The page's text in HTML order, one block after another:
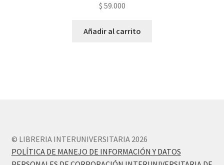
$ 59.000
Añadir al carrito
© LIBRERIA INTERUNIVERSITARIA 2026
POLÍTICA DE MANEJO DE INFORMACIÓN Y DATOS